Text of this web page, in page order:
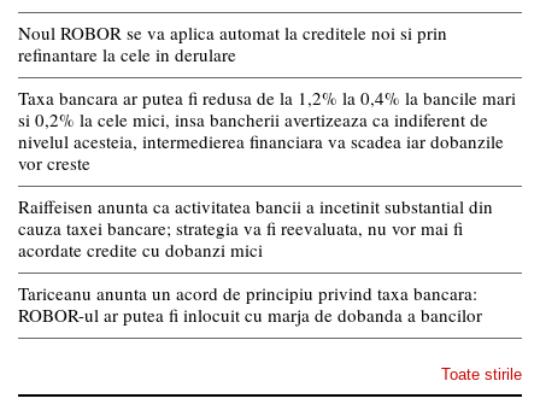
Noul ROBOR se va aplica automat la creditele noi si prin
refinantare la cele in derulare
Taxa bancara ar putea fi redusa de la 1,2% la 0,4% la bancile mari
si 0,2% la cele mici, insa bancherii avertizeaza ca indiferent de
nivelul acesteia, intermedierea financiara va scadea iar dobanzile
vor creste
Raiffeisen anunta ca activitatea bancii a incetinit substantial din
cauza taxei bancare; strategia va fi reevaluata, nu vor mai fi
acordate credite cu dobanzi mici
Tariceanu anunta un acord de principiu privind taxa bancara:
ROBOR-ul ar putea fi inlocuit cu marja de dobanda a bancilor
Toate stirile